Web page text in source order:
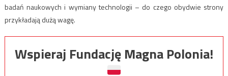
badań naukowych i wymiany technologii – do czego obydwie strony
przykładają dużą wagę.
Wspieraj Fundację Magna Polonia!